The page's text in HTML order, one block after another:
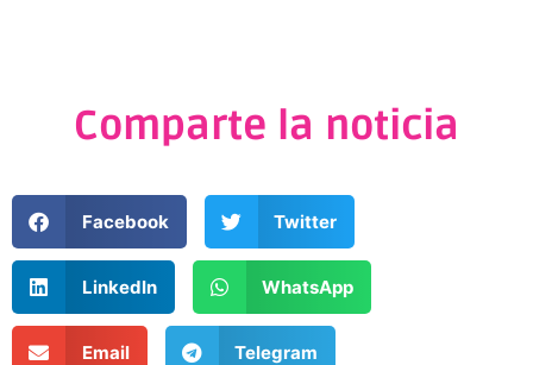
Comparte la noticia
Facebook Twitter
LinkedIn WhatsApp
Email Telegram